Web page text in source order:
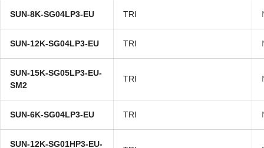
SUN-8K-SG04LP3-EU TRI
SUN-12K-SG04LP3-EU TRI
SUN-15K-SG05LP3-EU-
SM2
TRI
SUN-6K-SG04LP3-EU TRI
SUN-12K-SG01HP3-EU-